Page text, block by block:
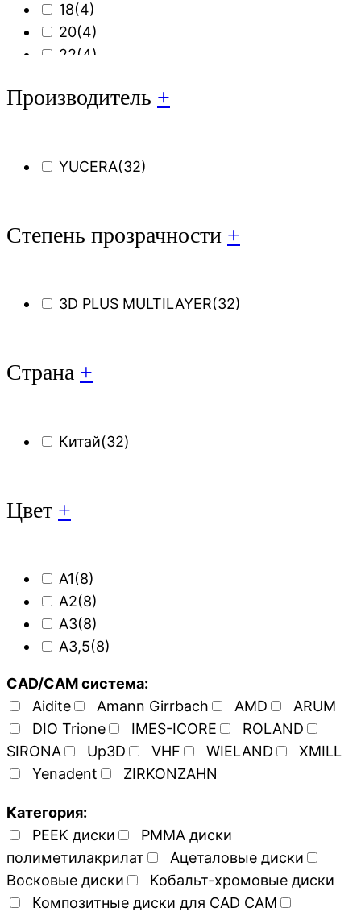
18(4)
20(4)
22(4)
Производитель +
YUCERA(32)
Степень прозрачности +
3D PLUS MULTILAYER(32)
Страна +
Китай(32)
Цвет +
A1(8)
A2(8)
A3(8)
A3,5(8)
CAD/CAM система:
Aidite
Amann Girrbach AMD
ARUM
DIO Trione
IMES-ICORE
ROLAND
SIRONA
Up3D VHF WIELAND
XMILL
Yenadent
ZIRKONZAHN
Категория:
PEEK диски
PMMA диски
полиметилакрилат
Ацеталовые диски
Восковые диски
Кобальт-хромовые диски
Композитные диски для CAD CAM